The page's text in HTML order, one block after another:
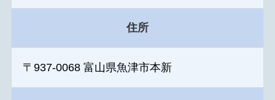
住所
〒937-0068 富山県魚津市本新